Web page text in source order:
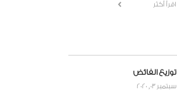
اقرأ أكثر
توزيع الفائض
سبتمبر 03, 2020